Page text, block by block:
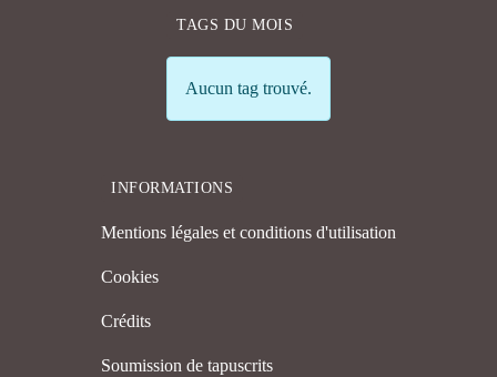
TAGS DU MOIS
Info
Aucun tag trouvé.
INFORMATIONS
Mentions légales et conditions d'utilisation
Cookies
Crédits
Soumission de tapuscrits